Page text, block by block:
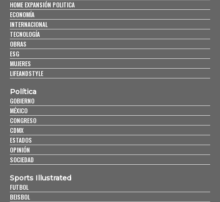
HOME EXPANSIÓN POLITICA
ECONOMÍA
INTERNACIONAL
TECNOLOGÍA
OBRAS
ESG
MUJERES
LIFEANDSTYLE
Política
GOBIERNO
MÉXICO
CONGRESO
CDMX
ESTADOS
OPINIÓN
SOCIEDAD
Sports Illustrated
FUTBOL
BEISBOL